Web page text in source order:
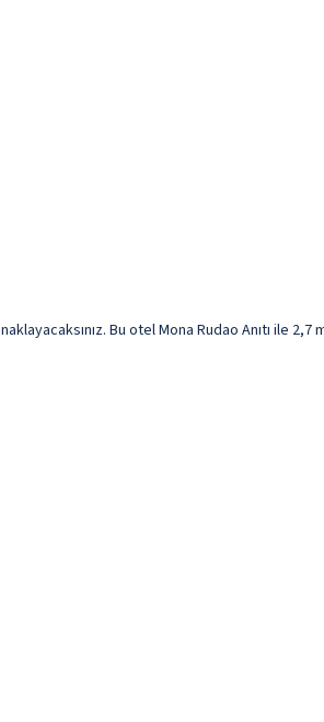
Bu otel Mona Rudao Anıtı ile 2,7